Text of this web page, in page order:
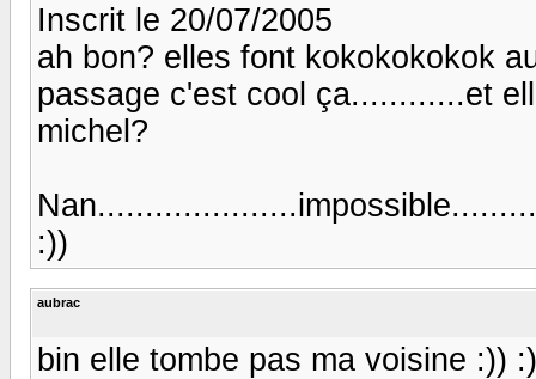
Inscrit le 20/07/2005
ah bon? elles font kokokokokok
passage c'est cool ça............et
michel?
:))
aubrac
bin elle tombe pas ma voisine :))